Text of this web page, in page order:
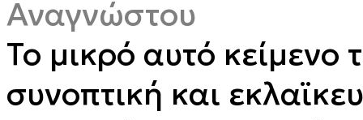
Αναγνώστου
Το μικρό αυτό κείμενο
συνοπτική και